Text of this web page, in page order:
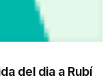
del dia a Rubí